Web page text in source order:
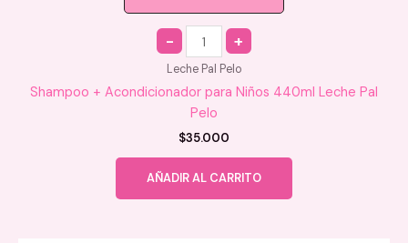
Quantity
Leche Pal Pelo
Shampoo + Acondicionador para Niños 440ml Leche Pal
Pelo
$35.000
AÑADIR AL CARRITO